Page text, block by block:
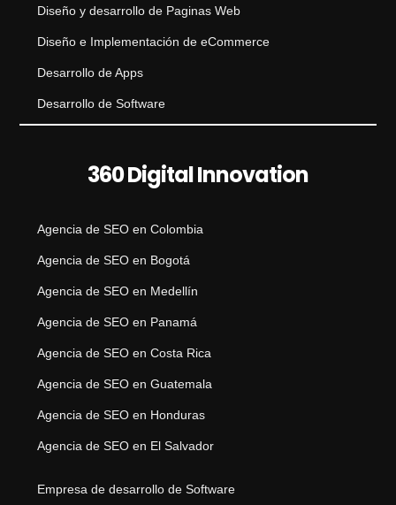
Diseño y desarrollo de Paginas Web
Diseño e Implementación de eCommerce
Desarrollo de Apps
Desarrollo de Software
360 Digital Innovation
Agencia de SEO en Colombia
Agencia de SEO en Bogotá
Agencia de SEO en Medellín
Agencia de SEO en Panamá
Agencia de SEO en Costa Rica
Agencia de SEO en Guatemala
Agencia de SEO en Honduras
Agencia de SEO en El Salvador
Empresa de desarrollo de Software